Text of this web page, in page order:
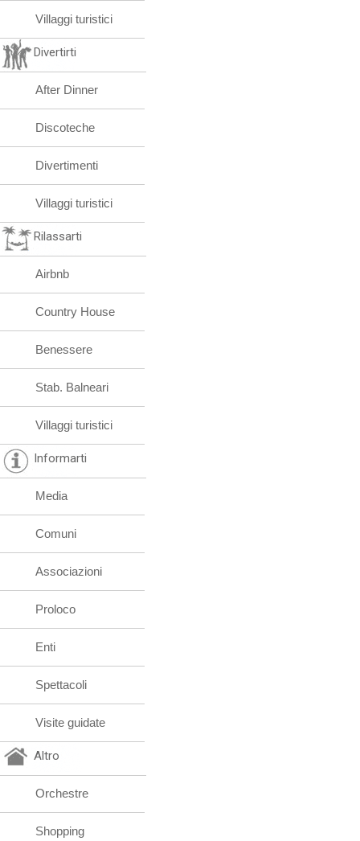
Villaggi turistici
Divertirti
After Dinner
Discoteche
Divertimenti
Villaggi turistici
Rilassarti
Airbnb
Country House
Benessere
Stab. Balneari
Villaggi turistici
Informarti
Media
Comuni
Associazioni
Proloco
Enti
Spettacoli
Visite guidate
Altro
Orchestre
Shopping